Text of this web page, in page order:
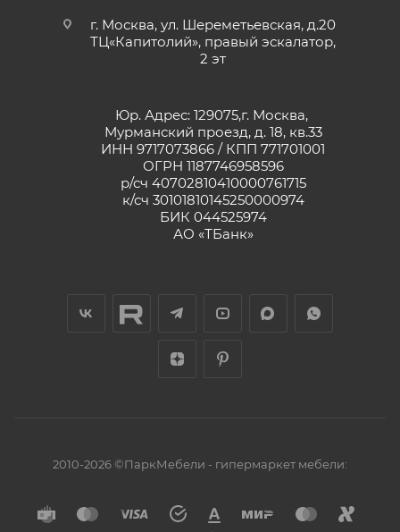
г. Москва, ул. Шереметьевская, д.20
ТЦ«Капитолий», правый эскалатор,
2 эт
Юр. Адрес: 129075,г. Москва,
Мурманский проезд, д. 18, кв.33
ИНН 9717073866 / КПП 771701001
ОГРН 1187746958596
р/сч 40702810410000761715
к/сч 30101810145250000974
БИК 044525974
АО «ТБанк»
2010-2026 ©ПаркМебели - гипермаркет мебели: